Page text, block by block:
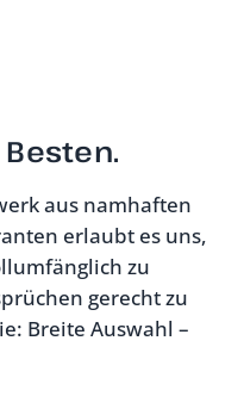
aus namhaften
erlaubt es uns,
zu
gerecht zu
Breite Auswahl –